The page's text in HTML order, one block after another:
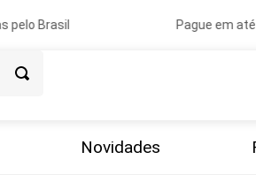
Brasil Pague em até
Novidades